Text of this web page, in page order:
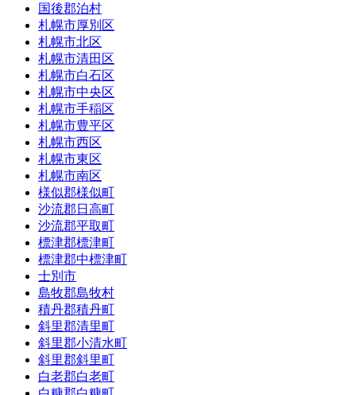
国後郡泊村
札幌市厚別区
札幌市北区
札幌市清田区
札幌市白石区
札幌市中央区
札幌市手稲区
札幌市豊平区
札幌市西区
札幌市東区
札幌市南区
様似郡様似町
沙流郡日高町
沙流郡平取町
標津郡標津町
標津郡中標津町
士別市
島牧郡島牧村
積丹郡積丹町
斜里郡清里町
斜里郡小清水町
斜里郡斜里町
白老郡白老町